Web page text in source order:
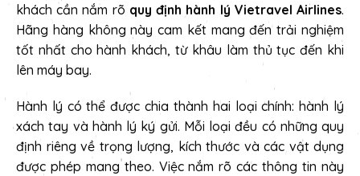
khách cần nắm rõ quy định hành lý Vietravel Airlines.
Hãng hàng không này cam kết mang đến trải nghiệm
tốt nhất cho hành khách, từ khâu làm thủ tục đến khi
lên máy bay.
Hành lý có thể được chia thành hai loại chính: hành lý
xách tay và hành lý ký gửi. Mỗi loại đều có những quy
định riêng về trọng lượng, kích thước và các vật dụng
được phép mang theo. Việc nắm rõ các thông tin này